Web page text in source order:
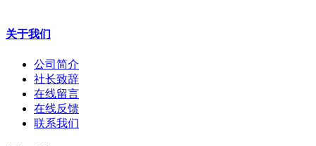
关于我们
公司简介
社长致辞
在线留言
在线反馈
联系我们